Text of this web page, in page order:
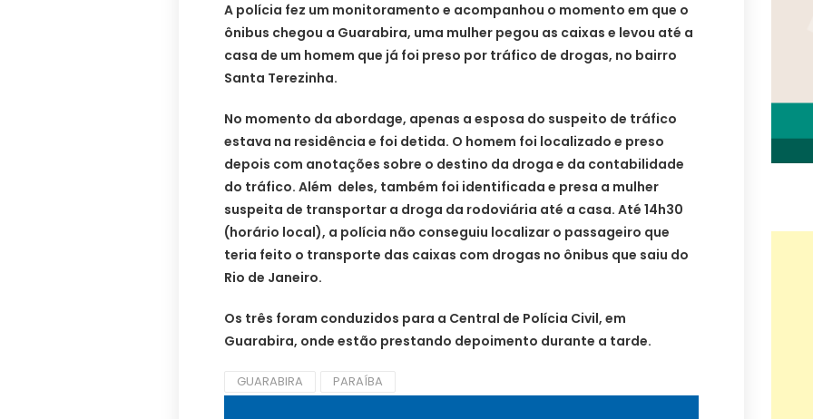
A polícia fez um monitoramento e acompanhou o momento em que o
ônibus chegou a Guarabira, uma mulher pegou as caixas e levou até a
casa de um homem que já foi preso por tráfico de drogas, no bairro
Santa Terezinha.
No momento da abordage, apenas a esposa do suspeito de tráfico
estava na residência e foi detida. O homem foi localizado e preso
depois com anotações sobre o destino da droga e da contabilidade
do tráfico. Além deles, também foi identificada e presa a mulher
suspeita de transportar a droga da rodoviária até a casa. Até 14h30
(horário local), a polícia não conseguiu localizar o passageiro que
teria feito o transporte das caixas com drogas no ônibus que saiu do
Rio de Janeiro.
Os três foram conduzidos para a Central de Polícia Civil, em
Guarabira, onde estão prestando depoimento durante a tarde.
GUARABIRA PARAÍBA